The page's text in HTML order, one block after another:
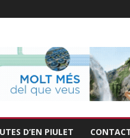
D’EN PIULET